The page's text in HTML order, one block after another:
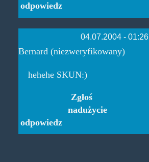
odpowiedz
04.07.2004 - 01:26
Bernard (niezweryfikowany)
hehehe SKUN:)
odpowiedz
Zgłoś
nadużycie